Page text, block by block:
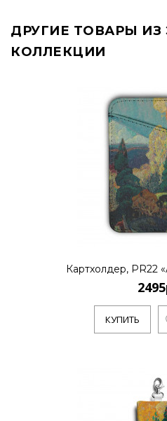
ДРУГИЕ ТОВАРЫ ИЗ
КОЛЛЕКЦИИ
Картхолдер, PR22
КУПИТЬ